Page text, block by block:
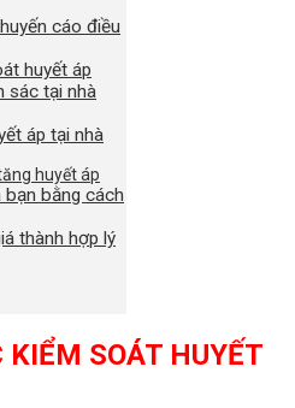
cáo điều
huyết áp
sác tại nhà
áp tại nhà
huyết áp
bạn bằng cách
thành hợp lý
KIỂM SOÁT HUYẾT